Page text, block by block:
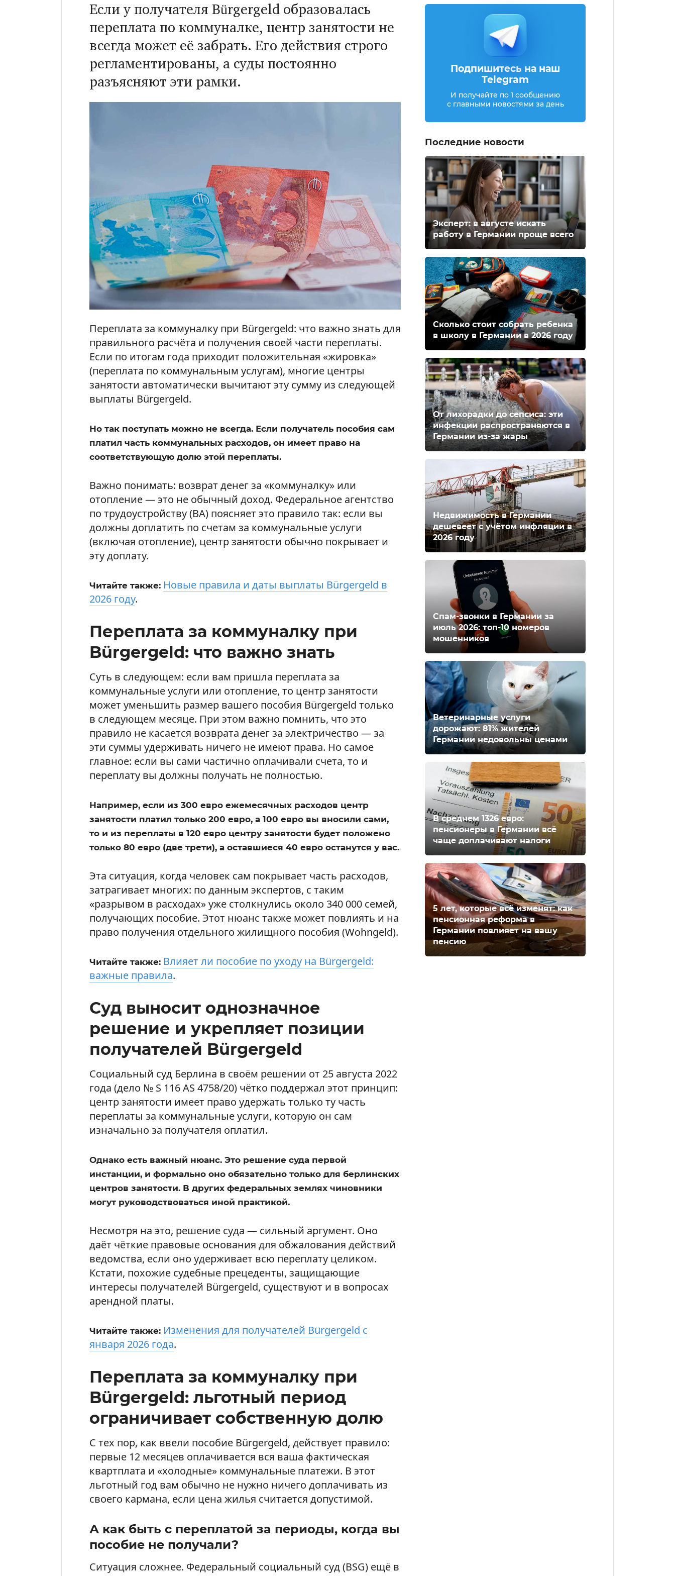
Если у получателя Bürgergeld образовалась
переплата по коммуналке, центр занятости не
всегда может её забрать. Его действия строго
регламентированы, а суды постоянно
разъясняют эти рамки.
Переплата за коммуналку при Bürgergeld: что важно знать для
правильного расчёта и получения своей части переплаты.
Если по итогам года приходит положительная «жировка»
(переплата по коммунальным услугам), многие центры
занятости автоматически вычитают эту сумму из следующей
выплаты Bürgergeld.
Но так поступать можно не всегда. Если получатель пособия сам
платил часть коммунальных расходов, он имеет право на
соответствующую долю этой переплаты.
Важно понимать: возврат денег за «коммуналку» или
отопление — это не обычный доход. Федеральное агентство
по трудоустройству (BA) поясняет это правило так: если вы
должны доплатить по счетам за коммунальные услуги
(включая отопление), центр занятости обычно покрывает и
эту доплату.
Читайте также: Новые правила и даты выплаты Bürgergeld в
2026 году.
Переплата за коммуналку при
Bürgergeld: что важно знать
Суть в следующем: если вам пришла переплата за
коммунальные услуги или отопление, то центр занятости
может уменьшить размер вашего пособия Bürgergeld только
в следующем месяце. При этом важно помнить, что это
правило не касается возврата денег за электричество — за
эти суммы удерживать ничего не имеют права. Но самое
главное: если вы сами частично оплачивали счета, то и
переплату вы должны получать не полностью.
Например, если из 300 евро ежемесячных расходов центр
занятости платил только 200 евро, а 100 евро вы вносили сами,
то и из переплаты в 120 евро центру занятости будет положено
только 80 евро (две трети), а оставшиеся 40 евро останутся у вас.
Эта ситуация, когда человек сам покрывает часть расходов,
затрагивает многих: по данным экспертов, с таким
«разрывом в расходах» уже столкнулись около 340 000 семей,
получающих пособие. Этот нюанс также может повлиять и на
право получения отдельного жилищного пособия (Wohngeld).
Читайте также: Влияет ли пособие по уходу на Bürgergeld:
важные правила.
Суд выносит однозначное
решение и укрепляет позиции
получателей Bürgergeld
Социальный суд Берлина в своём решении от 25 августа 2022
года (дело № S 116 AS 4758/20) чётко поддержал этот принцип:
центр занятости имеет право удержать только ту часть
переплаты за коммунальные услуги, которую он сам
изначально за получателя оплатил.
Однако есть важный нюанс. Это решение суда первой
инстанции, и формально оно обязательно только для берлинских
центров занятости. В других федеральных землях чиновники
могут руководствоваться иной практикой.
Несмотря на это, решение суда — сильный аргумент. Оно
даёт чёткие правовые основания для обжалования действий
ведомства, если оно удерживает всю переплату целиком.
Кстати, похожие судебные прецеденты, защищающие
интересы получателей Bürgergeld, существуют и в вопросах
арендной платы.
Читайте также: Изменения для получателей Bürgergeld с
января 2026 года.
Переплата за коммуналку при
Bürgergeld: льготный период
ограничивает собственную долю
С тех пор, как ввели пособие Bürgergeld, действует правило:
первые 12 месяцев оплачивается вся ваша фактическая
квартплата и «холодные» коммунальные платежи. В этот
льготный год вам обычно не нужно ничего доплачивать из
своего кармана, если цена жилья считается допустимой.
А как быть с переплатой за периоды, когда вы
пособие не получали?
Ситуация сложнее. Федеральный социальный суд (BSG) ещё в
Подпишитесь на наш
Telegram
И получайте по 1 сообщению
с главными новостями за день
Последние новости
Эксперт: в августе искать
работу в Германии проще всего
Сколько стоит собрать ребенка
в школу в Германии в 2026 году
От лихорадки до сепсиса: эти
инфекции распространяются в
Германии из-за жары
Недвижимость в Германии
дешевеет с учётом инфляции в
2026 году
Спам-звонки в Германии за
июль 2026: топ-10 номеров
мошенников
Ветеринарные услуги
дорожают: 81% жителей
Германии недовольны ценами
В среднем 1326 евро:
пенсионеры в Германии всё
чаще доплачивают налоги
5 лет, которые всё изменят: как
пенсионная реформа в
Германии повлияет на вашу
пенсию